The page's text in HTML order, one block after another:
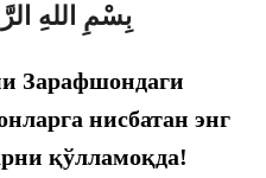
بِسْمِ اللهِ
Зарафшондаги
нисбатан энг
қўлламоқда!